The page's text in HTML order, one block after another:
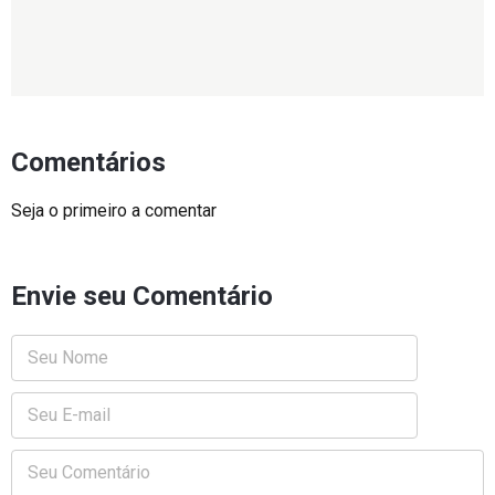
Comentários
Seja o primeiro a comentar
Envie seu Comentário